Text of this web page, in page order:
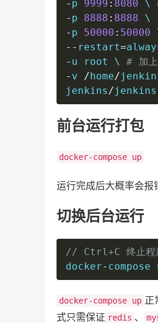
- p 9999 : 8080 \
- p 8888 : 8888
- p 50000 : 50000
-- restart=
- u root \ # 加
- v /home/
jenkins/jenkins
前台运行打包
docker-compose up
运行完成后大概率会报
切换后台运行
// Ctrl+C 终止程序
docker- compose
docker-compose up 正
式只需保证 redis 、